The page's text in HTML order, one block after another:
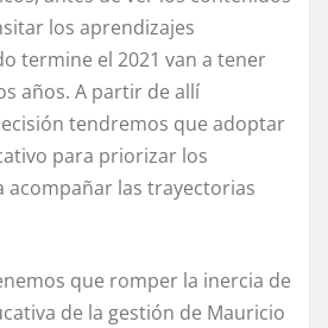
los aprendizajes
termine el 2021 van a tener
años. A partir de allí
tendremos que adoptar
para priorizar los
acompañar las trayectorias
que romper la inercia de
de la gestión de Mauricio